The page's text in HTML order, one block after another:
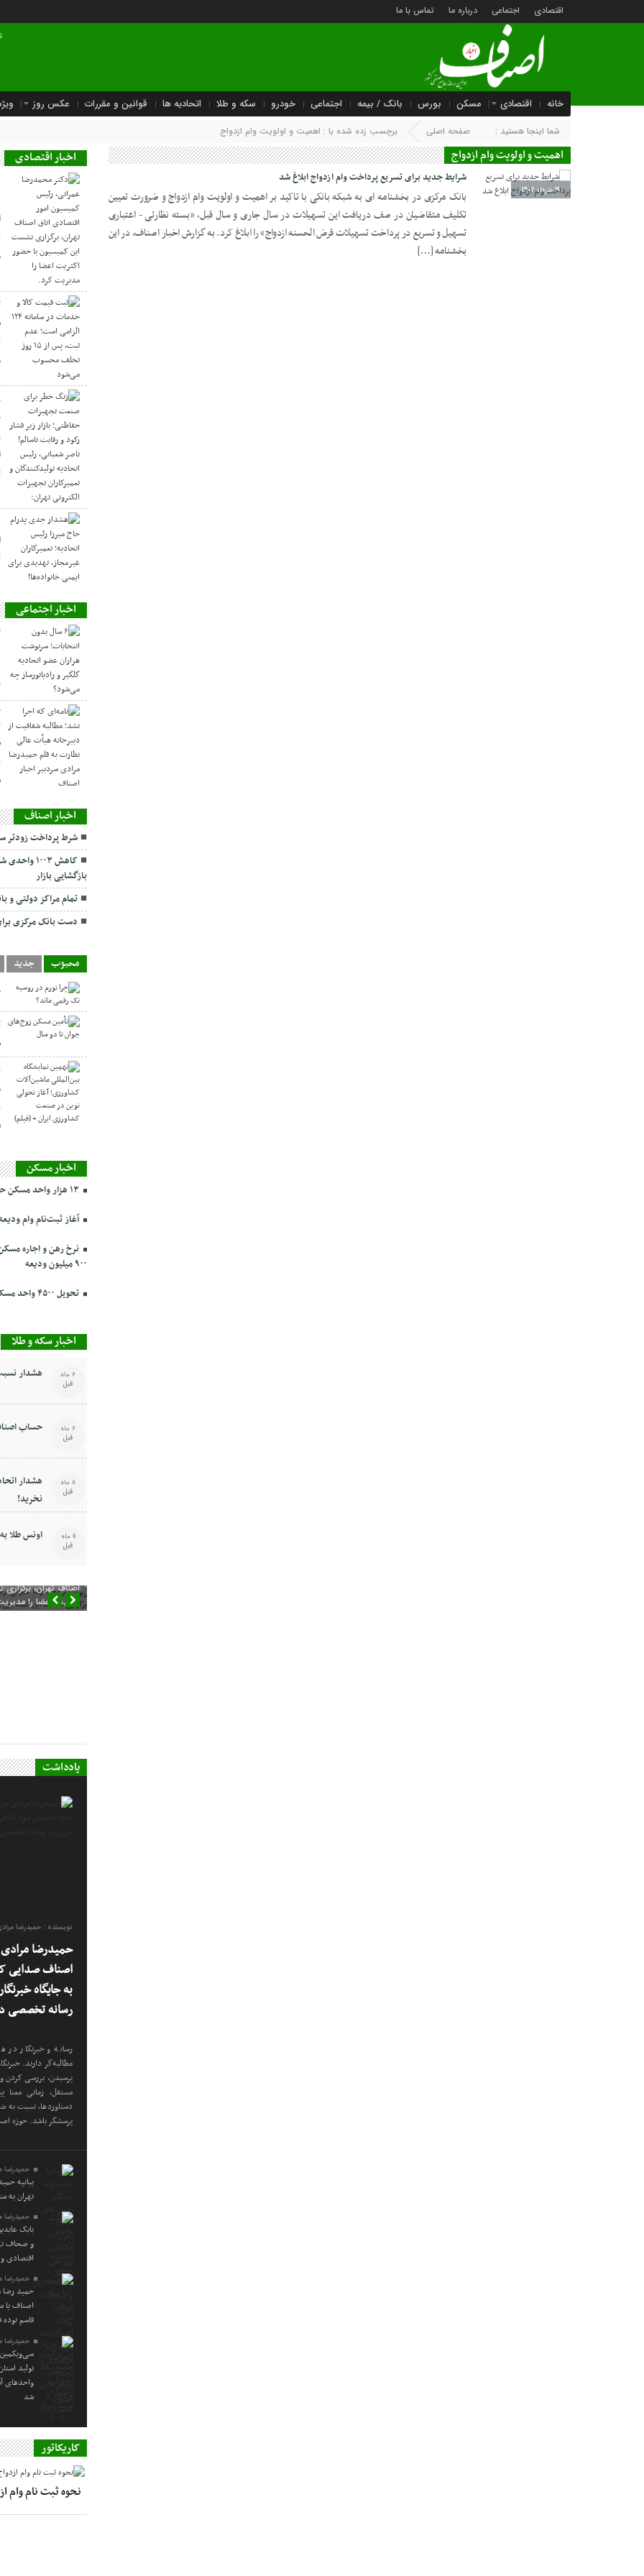
اقتصادی اجتماعی درباره ما تماس با ما
خانه اقتصادی مسکن بورس بانک / بیمه اجتماعی خودرو سکه و طلا اتحادیه ها قوانین و مقررات عکس روز
شما اینجا هستید : صفحه اصلی برچسب زده شده با : اهمیت و اولویت وام ازدواج
اهمیت و اولویت وام ازدواج
21 خرداد 1402
شرایط جدید برای تسریع پرداخت وام ازدواج ابلاغ شد
بانک مرکزی در بخشنامه ای به شبکه بانکی با تاکید بر اهمیت و اولویت وام ازدواج و ضرورت تعیین
تکلیف متقاضیان در صف دریافت این تسهیلات در سال جاری و سال قبل، «بسته نظارتی ‏- اعتباری
تسهیل و تسریع در پرداخت تسهیلات قرض الحسنه ازدواج» را ابلاغ کرد. به گزارش اخبار اصناف، در این
بخشنامه […]
اخبار اقتصادی
اخبار اجتماعی
اخبار اصناف
شرط پرداخت زودتر
کاهش
بازگشایی بازار
تمام مراکز دولتی و
دست بانک مرکزی
محبوب جدید
اخبار مسکن
آغاز ثبت‌نام وام ودیعه مسکن
۹۰۰ میلیون ودیعه
تحویل ۴۵۰۰ واحد مسکن ملی در پرند تا ۳ روز دیگر
اخبار سکه و طلا
هشدار 6 ماه
قبل
حساب 6 ماه
قبل
هشدار
نخرید!
8 ماه
قبل
اونس طلا به ۳۶۴۸ دلار 11 ماه
قبل
اصناف تهران،
اکثریت اعضا را
یادداشت
نویسنده : حمیدرضا
حمیدرضا
اصناف صدایی
به جایگاه
رسانه تخصصی
رسانه و خبرنگار در
مطالبه‌گر دارند.
پرسیدن، بررسی کردن
مستقل، زمانی معنا
دستاوردها، نسبت به
پرسشگر باشد. حوزه
حمیدرضا
بیانیه
تهران به
حمیدرضا
بابک
و صحاف
اقتصادی
حمیدرضا
حمید رضا
اصناف یا
قاسم نوده
حمیدرضا
تولید
واحدهای
شد
کاریکاتور
نحوه ثبت نام وام